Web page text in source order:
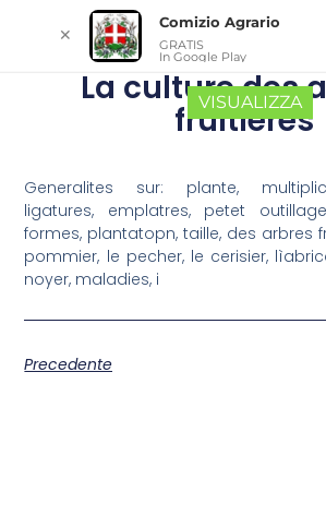
La culture des
fruitieres
Generalites sur: plante,
ligatures, emplatres, petet
formes, plantatopn, taille, des arbres
pommier, le pecher, le cerisier,
noyer, maladies, i
Precedente
✕
Comizio Agrario
GRATIS
In Google Play
VISUALIZZA